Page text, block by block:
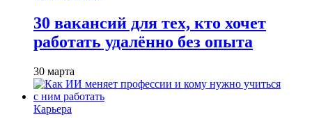
30 вакансий для тех, кто хочет
работать удалённо без опыта
30 марта
Карьера